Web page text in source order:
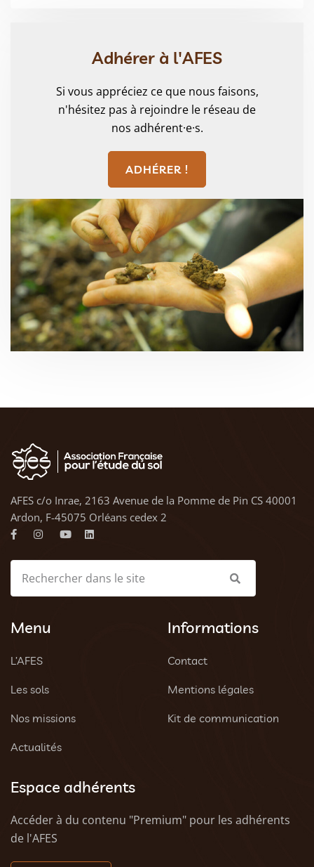
Adhérer à l'AFES
Si vous appréciez ce que nous faisons,
n'hésitez pas à rejoindre le réseau de
nos adhérent·e·s.
ADHÉRER !
AFES c/o Inrae, 2163 Avenue de la Pomme de Pin CS 40001
Ardon, F-45075 Orléans cedex 2
Menu
L’AFES
Les sols
Nos missions
Actualités
Informations
Contact
Mentions légales
Kit de communication
Espace adhérents
Accéder à du contenu "Premium" pour les adhérents
de l'AFES